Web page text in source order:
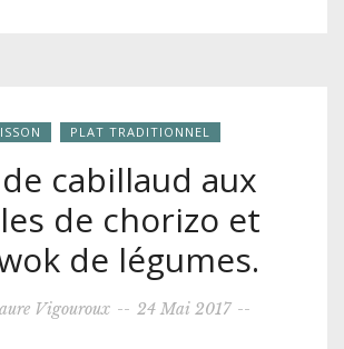
PLAT TRADITIONNEL
cabillaud aux
de chorizo et
de légumes.
Vigouroux -- 24 Mai 2017 --